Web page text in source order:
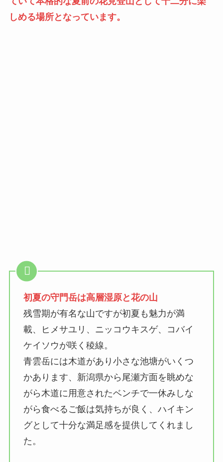
しめる場所となっています。
初夏の守門岳は高層湿原と花の山
残雪期が有名な山ですが初夏も魅力が満
載、ヒメサユリ、ニッコウキスゲ、コバイ
ケイソウが咲く稜線。
青雲岳には木道があり小さな池塘がいくつ
かあります、新潟県から尾瀬方面を眺めな
がら木道に用意されたベンチで一休みしな
がら食べるご飯は気持ちが良く、ハイキン
グとして十分な満足感を提供してくれまし
た。